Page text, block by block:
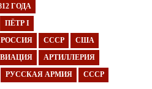
ГОДА
ПЁТР I
РОССИЯ СССР США
АРТИЛЛЕРИЯ
РУССКАЯ АРМИЯ СССР